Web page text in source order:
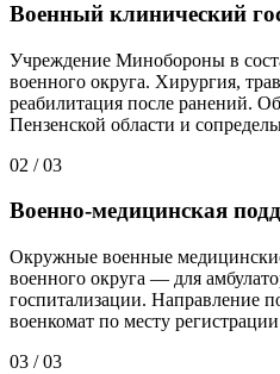
Военный клинический
Учреждение Минобороны в
военного округа. Хирургия,
реабилитация после ранений.
Пензенской области и
02 /03
Военно-медицинская
Окружные военные
военного округа — для
госпитализации. Направление
военкомат по месту
03 /03